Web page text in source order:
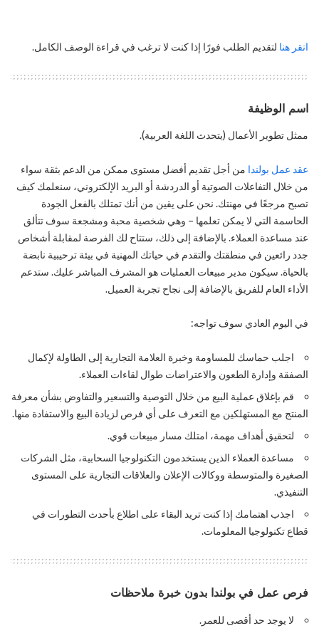
انقر هنا لتقديم الطلب فورًا إذا كنت لا ترغب في قراءة الوصف الكامل.
اسم الوظيفة
ممثل تطوير الأعمال (يتحدث اللغة العربية).
عقد عمل بولندا من أجل تقديم أفضل مستوى ممكن من الدعم بثقة سواء
من خلال التفاعلات الصوتية أو الدردشة أو البريد الإلكتروني، سنعلمك كيف
تصبح مرجعًا في مهنتك. نحن على يقين من أنك تمتلك بالفعل الجودة
الحاسمة التي لا يمكن تعلمها – وهي شخصية محبة ومشجعة سوف تتألق
عند مساعدة العملاء. بالإضافة إلى ذلك، ستتاح لك الفرصة لمقابلة أشخاص
جدد رائعين في منطقتك والتقدم في حياتك المهنية في بيئة ترحيبية نابضة
بالحياة. سيكون مدير مبيعات العمليات هو المشرف المباشر عليك. ستدعم
الأداء العام للفريق بالإضافة إلى نجاح تجربة العميل.
في اليوم العادي سوف تواجه:
اجلب حماسك للمساومة وخبرة العلامة التجارية إلى الطاولة لإكمال
الصفقة وإدارة الطعون والاعتراضات طوال لقاءات العملاء.
قم بإغلاق عملية البيع من خلال التوصية والتسعير والتفاوض بشأن معرفة
المنتج مع المستهلكين مع التعرف على أي فرص لزيادة البيع والاستفادة منها.
لتحقيق أهداف مهمة، امتلك مسار مبيعات قوي.
مساعدة العملاء الذين يستخدمون التكنولوجيا السحابية، مثل الشركات
الصغيرة والمتوسطة ووكالات الإعلان والعلاقات التجارية على المستوى
التنفيذي.
اجذب اهتمامك إذا كنت تريد البقاء على اطلاع بأحدث التطورات في
قطاع تكنولوجيا المعلومات.
فرص عمل في بولندا بدون خبرة ملاحظات
لا يوجد حد أقصى للعمر.